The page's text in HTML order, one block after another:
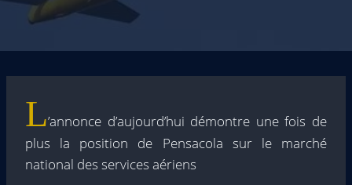
L’annonce d’aujourd’hui démontre une fois de
plus la position de Pensacola sur le marché
national des services aériens